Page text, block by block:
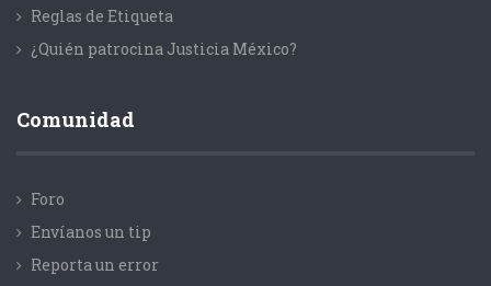
Reglas de Etiqueta
¿Quién patrocina Justicia México?
Comunidad
Foro
Envíanos un tip
Reporta un error